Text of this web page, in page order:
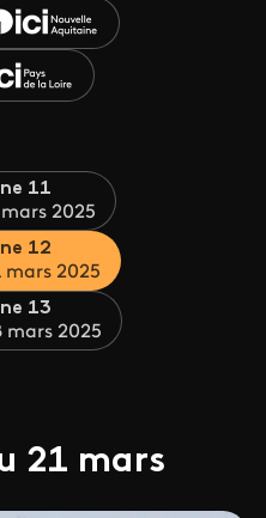
11
2025
12
mars 2025
13
mars 2025
21 mars